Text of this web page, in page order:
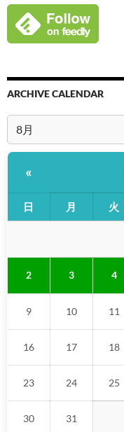
ARCHIVE CALENDAR
«
日 月 火
2 3 4
9 10 11
16 17 18
23 24 25
30 31